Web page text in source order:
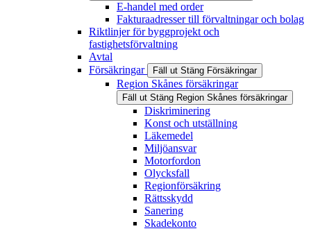
E-handel med order
Fakturaadresser till förvaltningar och bolag
Riktlinjer för byggprojekt och
fastighetsförvaltning
Avtal
Försäkringar
Fäll ut Stäng Försäkringar
Region Skånes försäkringar
Fäll ut Stäng Region Skånes försäkringar
Diskriminering
Konst och utställning
Läkemedel
Miljöansvar
Motorfordon
Olycksfall
Regionförsäkring
Rättsskydd
Sanering
Skadekonto